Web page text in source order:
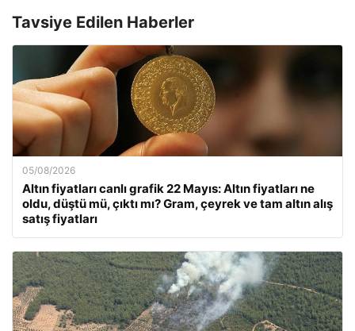
Tavsiye Edilen Haberler
05/08/2026
Altın fiyatları canlı grafik 22 Mayıs: Altın fiyatları ne
oldu, düştü mü, çıktı mı? Gram, çeyrek ve tam altın alış
satış fiyatları